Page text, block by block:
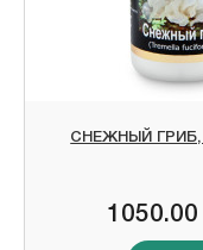
СНЕЖНЫЙ ГРИБ,
1050.00